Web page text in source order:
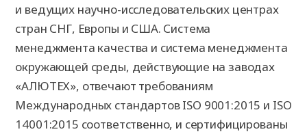
и ведущих научно-исследовательских центрах
стран СНГ, Европы и США. Система
менеджмента качества и система менеджмента
окружающей среды, действующие на заводах
«АЛЮТЕХ», отвечают требованиям
Международных стандартов ISO 9001:2015 и ISO
14001:2015 соответственно, и сертифицированы